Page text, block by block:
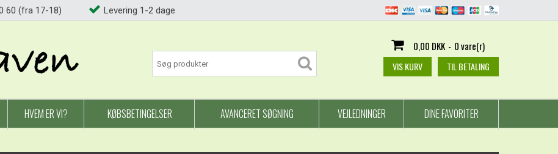
60 (fra 17-18) Levering 1-2 dage
0,00 DKK - 0 vare(r)
VIS KURV TIL BETALING
HVEM ER VI? KØBSBETINGELSER AVANCERET SØGNING VEJLEDNINGER DINE FAVORITER